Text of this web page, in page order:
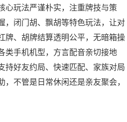
心玩法严谨朴实，注重牌技与策
，闭门胡、飘胡等特色玩法，让对
牌、胡牌结算透明公平，无暗箱操
类手机机型，方言配音亲切接地
持好友约局、快速匹配、家族对局
不管是日常休闲还是亲友聚会，